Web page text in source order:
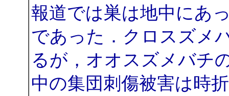
報道では巣は地中にあ
であった．クロスズメ
るが，オオスズメバチ
中の集団刺傷被害は時